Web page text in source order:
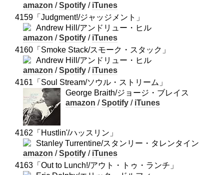
amazon /Spotify / iTunes
4159「Judgment!/ジャッジメント」
Andrew Hill/アンドリュー・ヒル
amazon /Spotify / iTunes
4160「Smoke Stack/スモーク・スタック」
Andrew Hill/アンドリュー・ヒル
amazon /Spotify / iTunes
4161「Soul Stream/ソウル・ストリーム」
George Braith/ジョージ・ブレイス
amazon /Spotify / iTunes
4162「Hustlin'/ハッスリン」
Stanley Turrentine/スタンリー・タレンタイン
amazon /Spotify / iTunes
4163「Out to Lunch!/アウト・トゥ・ランチ」